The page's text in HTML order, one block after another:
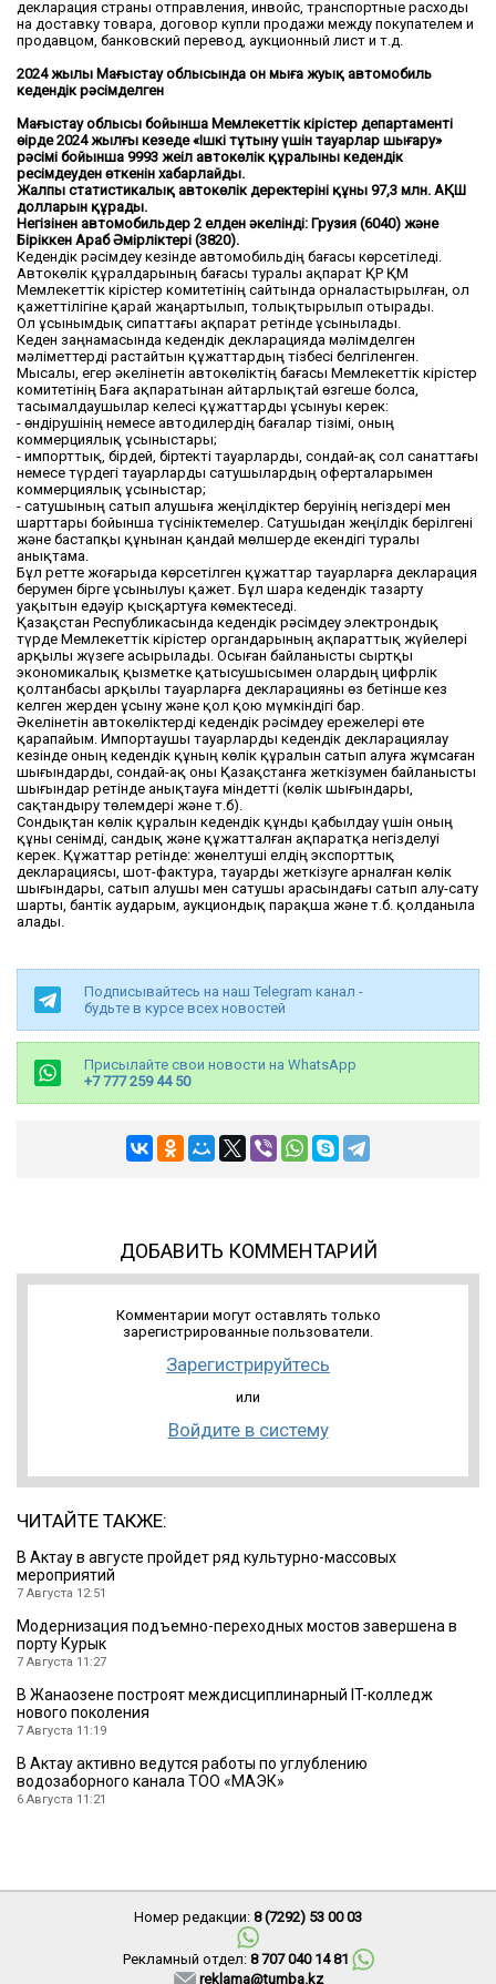
декларация страны отправления, инвойс, транспортные расходы
на доставку товара, договор купли продажи между покупателем и
продавцом, банковский перевод, аукционный лист и т.д.
2024 жылы Маңғыстау облысында он мыңға жуық автомобиль
кедендік рәсімделген
Маңғыстау облысы бойынша Мемлекеттік кірістер департаменті
өңірде 2024 жылғы кезеңде «Ішкі тұтыну үшін тауарлар шығару»
рәсімі бойынша 9993 жеңіл автокөлік құралының кедендік
ресімдеуден өткенін хабарлайды.
Жалпы статистикалық автокөлік деректерінің құны 97,3 млн. АҚШ
долларын құрады.
Негізінен автомобильдер 2 елден әкелінді: Грузия (6040) және
Біріккен Араб Әмірліктері (3820).
Кедендік рәсімдеу кезінде автомобильдің бағасы көрсетіледі.
Автокөлік құралдарының бағасы туралы ақпарат ҚР ҚМ
Мемлекеттік кірістер комитетінің сайтында орналастырылған, ол
қажеттілігіне қарай жаңартылып, толықтырылып отырады.
Ол ұсынымдық сипаттағы ақпарат ретінде ұсынылады.
Кеден заңнамасында кедендік декларацияда мәлімделген
мәліметтерді растайтын құжаттардың тізбесі белгіленген.
Мысалы, егер әкелінетін автокөліктің бағасы Мемлекеттік кірістер
комитетінің Баға ақпаратынан айтарлықтай өзгеше болса,
тасымалдаушылар келесі құжаттарды ұсынуы керек:
- өндірушінің немесе автодилердің бағалар тізімі, оның
коммерциялық ұсыныстары;
- импорттық, бірдей, біртекті тауарларды, сондай-ақ сол санаттағы
немесе түрдегі тауарларды сатушылардың оферталарымен
коммерциялық ұсыныстар;
- сатушының сатып алушыға жеңілдіктер беруінің негіздері мен
шарттары бойынша түсініктемелер. Сатушыдан жеңілдік берілгені
және бастапқы құнынан қандай мөлшерде екендігі туралы
анықтама.
Бұл ретте жоғарыда көрсетілген құжаттар тауарларға декларация
берумен бірге ұсынылуы қажет. Бұл шара кедендік тазарту
уақытын едәуір қысқартуға көмектеседі.
Қазақстан Республикасында кедендік рәсімдеу электрондық
түрде Мемлекеттік кірістер органдарының ақпараттық жүйелері
арқылы жүзеге асырылады. Осыған байланысты сыртқы
экономикалық қызметке қатысушысымен олардың цифрлік
қолтанбасы арқылы тауарларға декларацияны өз бетінше кез
келген жерден ұсыну және қол қою мүмкіндігі бар.
Әкелінетін автокөліктерді кедендік рәсімдеу ережелері өте
қарапайым. Импортаушы тауарларды кедендік декларациялау
кезінде оның кедендік құның көлік құралын сатып алуға жұмсаған
шығындарды, сондай-ақ оны Қазақстанға жеткізумен байланысты
шығындар ретінде анықтауға міндетті (көлік шығындары,
сақтандыру төлемдері және т.б).
Сондықтан көлік құралын кедендік құнды қабылдау үшін оның
құны сенімді, сандық және құжатталған ақпаратқа негізделуі
керек. Құжаттар ретінде: жөнелтуші елдің экспорттық
декларациясы, шот-фактура, тауарды жеткізуге арналған көлік
шығындары, сатып алушы мен сатушы арасындағы сатып алу-сату
шарты, бантік аударым, аукциондық парақша және т.б. қолданыла
алады.
Подписывайтесь на наш Telegram канал -
будьте в курсе всех новостей
Присылайте свои новости на WhatsApp
+7 777 259 44 50
ДОБАВИТЬ КОММЕНТАРИЙ
Комментарии могут оставлять только
зарегистрированные пользователи.
Зарегистрируйтесь
или
Войдите в систему
ЧИТАЙТЕ ТАКЖЕ:
В Актау в августе пройдет ряд культурно-массовых
мероприятий
7 Августа 12:51
Модернизация подъемно-переходных мостов завершена в
порту Курык
7 Августа 11:27
В Жанаозене построят междисциплинарный IT-колледж
нового поколения
7 Августа 11:19
В Актау активно ведутся работы по углублению
водозаборного канала ТОО «МАЭК»
6 Августа 11:21
Номер редакции: 8 (7292) 53 00 03
Рекламный отдел: 8 707 040 14 81
reklama@tumba.kz